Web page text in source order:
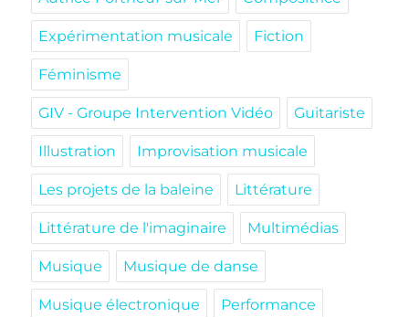
Expérimentation musicale Fiction
Féminisme
GIV - Groupe Intervention Vidéo Guitariste
Illustration Improvisation musicale
Les projets de la baleine Littérature
Littérature de l'imaginaire Multimédias
Musique Musique de danse
Musique électronique Performance